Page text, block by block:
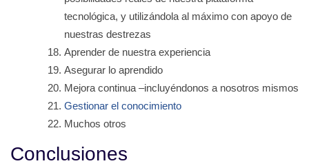
tecnológica, y utilizándola al máximo con apoyo de
nuestras destrezas
Aprender de nuestra experiencia
Asegurar lo aprendido
Mejora continua –incluyéndonos a nosotros mismos
Gestionar el conocimiento
Muchos otros
Conclusiones